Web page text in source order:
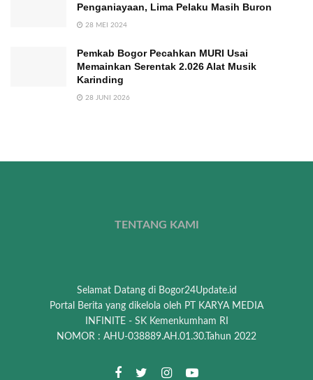
Penganiayaan, Lima Pelaku Masih Buron
28 MEI 2024
Pemkab Bogor Pecahkan MURI Usai
Memainkan Serentak 2.026 Alat Musik
Karinding
28 JUNI 2026
TENTANG KAMI
Selamat Datang di Bogor24Update.id
Portal Berita yang dikelola oleh PT KARYA MEDIA
INFINITE - SK Kemenkumham RI
NOMOR : AHU-038889.AH.01.30.Tahun 2022